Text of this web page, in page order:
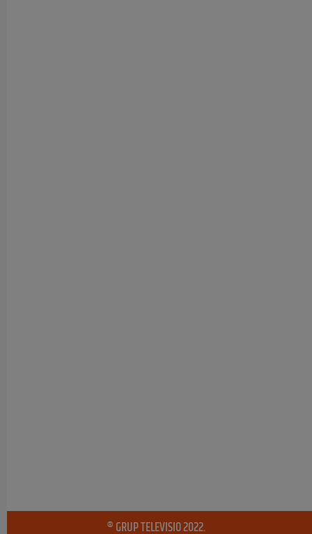
® GRUP TELEVISIO 2022.